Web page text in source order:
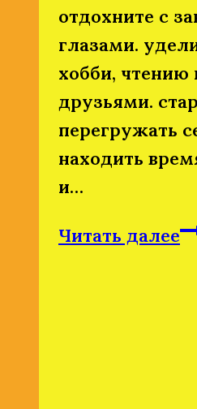
отдохните с
глазами.
хобби,
друзьями.
перегружать
находить
и…
Читать далее